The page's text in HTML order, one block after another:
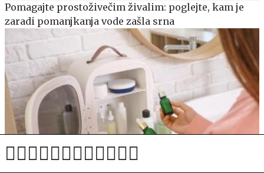
Pomagajte prostoživečim živalim: poglejte, kam je
zaradi pomanjkanja vode zašla srna